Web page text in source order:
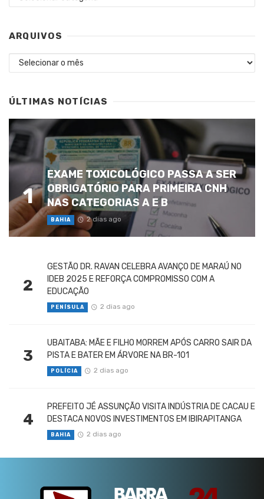
ARQUIVOS
Arquivos
ÚLTIMAS NOTÍCIAS
1
EXAME TOXICOLÓGICO PASSA A SER
OBRIGATÓRIO PARA PRIMEIRA CNH
NAS CATEGORIAS A E B
BAHIA 2 dias ago
2
GESTÃO DR. RAVAN CELEBRA AVANÇO DE MARAÚ NO
IDEB 2025 E REFORÇA COMPROMISSO COM A
EDUCAÇÃO
PENÍSULA 2 dias ago
3
UBAITABA: MÃE E FILHO MORREM APÓS CARRO SAIR DA
PISTA E BATER EM ÁRVORE NA BR-101
POLÍCIA 2 dias ago
4
PREFEITO JÉ ASSUNÇÃO VISITA INDÚSTRIA DE CACAU E
DESTACA NOVOS INVESTIMENTOS EM IBIRAPITANGA
BAHIA 2 dias ago